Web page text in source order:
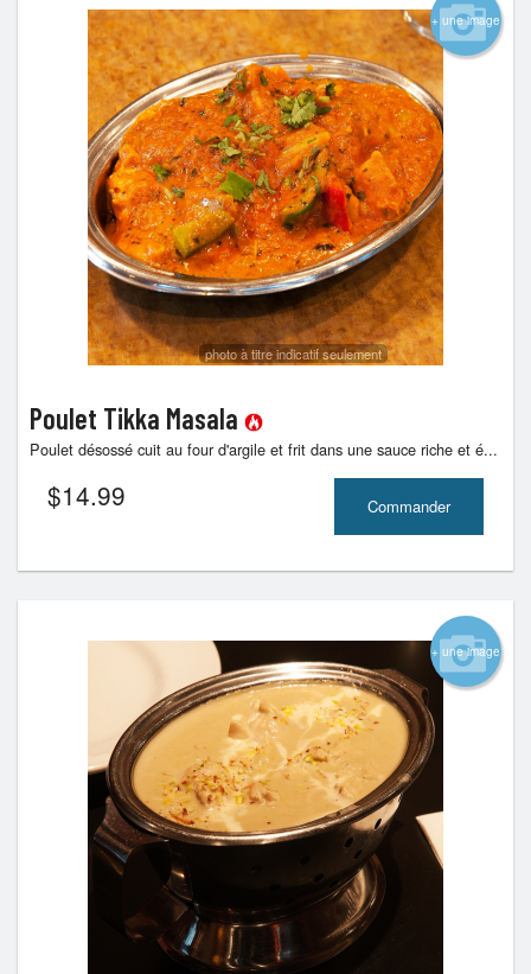
+ une image
photo à titre indicatif seulement
Poulet Tikka Masala
Poulet désossé cuit au four d'argile et frit dans une sauce riche et é...
$14.99 Commander
+ une image